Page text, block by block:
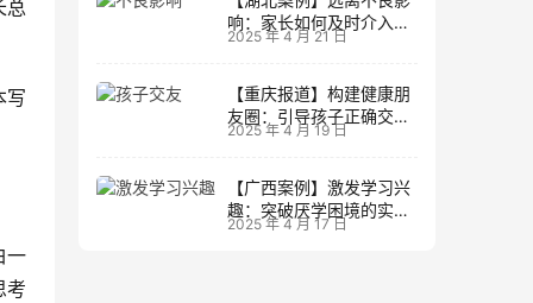
总
写
一
考
响：家长如何及时介入调
整方向
2025 年 4 月 21 日
【重庆报道】构建健康朋
友圈：引导孩子正确交友
的实践经验
2025 年 4 月 19 日
【广西案例】激发学习兴
趣：突破厌学困境的实战
经验
2025 年 4 月 17 日